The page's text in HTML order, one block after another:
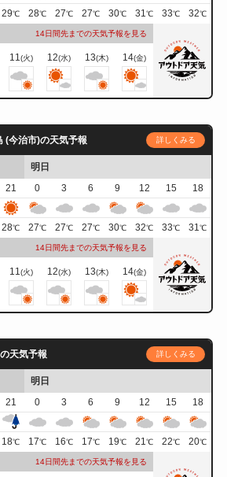
29℃ 28℃ 27℃ 27℃ 30℃ 31℃ 33℃ 32℃
14日間先までの天気予報を見る
11 (火) 12(水) 13(木) 14(金)
(今治市)の天気予報 詳しくみる
明日
21 0 3 6 9 12 15
18
28℃ 27℃ 27℃ 27℃ 30℃ 32℃ 33℃ 31℃
14日間先までの天気予報を見る
11(火) 12(水) 13(木) 14(金)
天気予報 詳しくみる
明日
21 0 3 6 9 12 15
18
18℃ 17℃ 16℃ 17℃ 19℃ 21℃ 22℃ 20℃
14日間先までの天気予報を見る